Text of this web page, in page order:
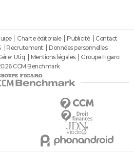
Charte éditoriale Publicité
Contact
Recrutement
Données personnelles
Utiq Mentions légales
Groupe Figaro
CCM Benchmark